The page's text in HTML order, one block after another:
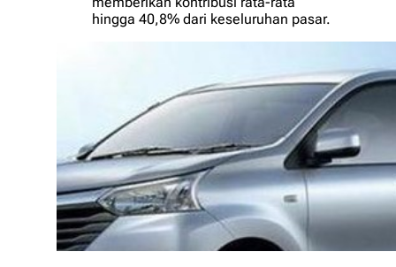
hingga 40,8% dari keseluruhan pasar.